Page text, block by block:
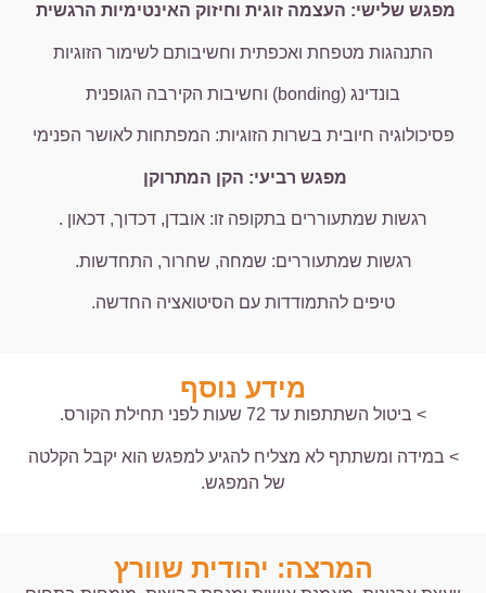
מפגש שלישי: העצמה זוגית וחיזוק האינטימיות הרגשית
התנהגות מטפחת ואכפתית וחשיבותם לשימור הזוגיות
בונדינג (bonding) וחשיבות הקירבה הגופנית
פסיכולוגיה חיובית בשרות הזוגיות: המפתחות לאושר הפנימי
מפגש רביעי: הקן המתרוקן
רגשות שמתעוררים בתקופה זו: אובדן, דכדוך, דכאון .
רגשות שמתעוררים: שמחה, שחרור, התחדשות.
טיפים להתמודדות עם הסיטואציה החדשה.
מידע נוסף
> ביטול השתתפות עד 72 שעות לפני תחילת הקורס.
> במידה ומשתתף לא מצליח להגיע למפגש הוא יקבל הקלטה
של המפגש.
המרצה: יהודית שוורץ